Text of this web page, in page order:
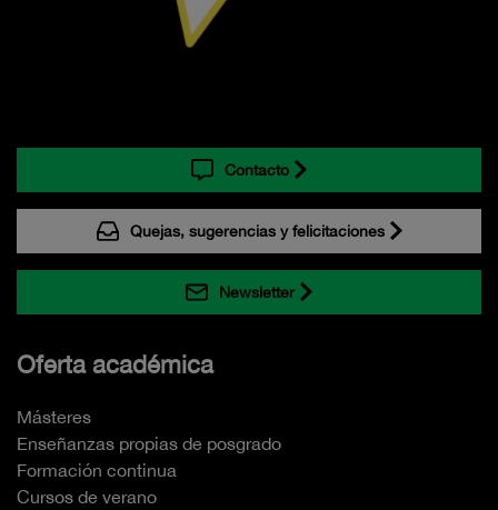
Contacto
Quejas, sugerencias y felicitaciones
Newsletter
Oferta académica
Másteres
Enseñanzas propias de posgrado
Formación continua
Cursos de verano